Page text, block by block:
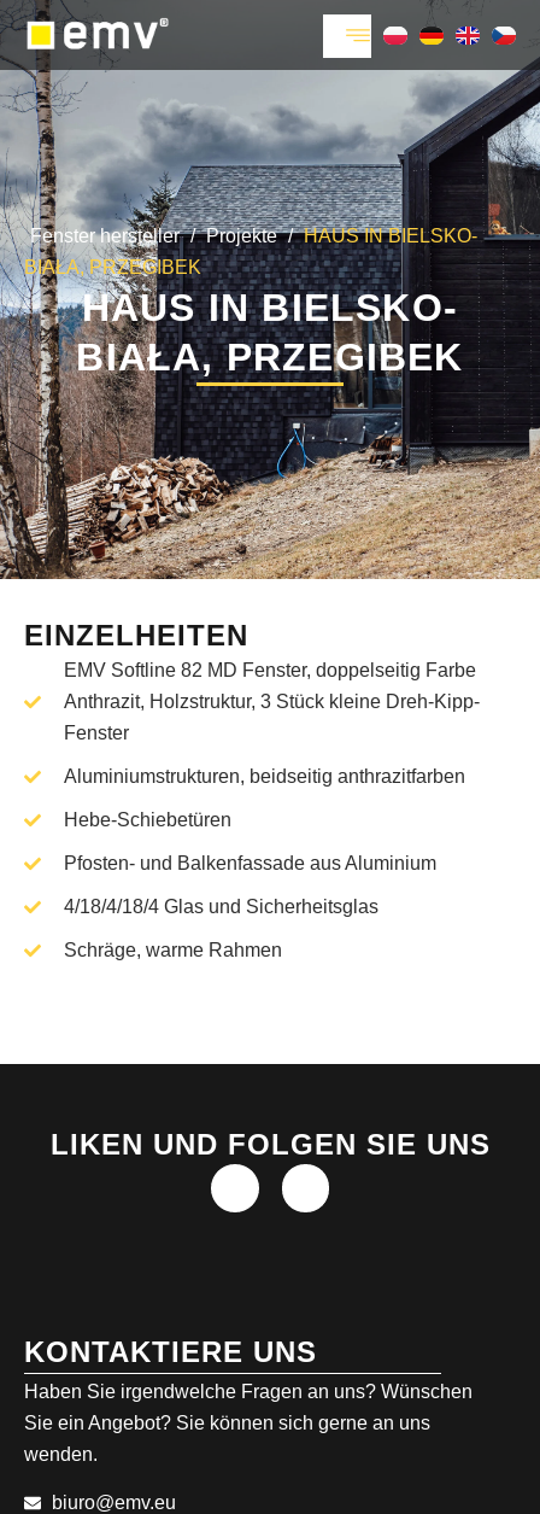
Fenster hersteller / Projekte / HAUS IN BIELSKO-
BIAŁA, PRZEGIBEK
HAUS IN BIELSKO-
BIAŁA, PRZEGIBEK
EINZELHEITEN
EMV Softline 82 MD Fenster, doppelseitig Farbe
Anthrazit, Holzstruktur, 3 Stück kleine Dreh-Kipp-
Fenster
Aluminiumstrukturen, beidseitig anthrazitfarben
Hebe-Schiebetüren
Pfosten- und Balkenfassade aus Aluminium
4/18/4/18/4 Glas und Sicherheitsglas
Schräge, warme Rahmen
LIKEN UND FOLGEN SIE UNS
KONTAKTIERE UNS
Haben Sie irgendwelche Fragen an uns? Wünschen
Sie ein Angebot? Sie können sich gerne an uns
wenden.
biuro@emv.eu